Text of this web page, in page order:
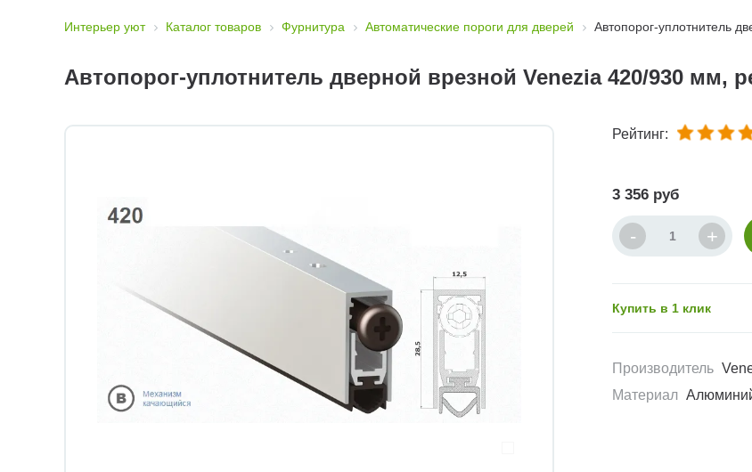
Интерьер уют Каталог товаров Фурнитура Автоматические пороги для дверей Автопорог-уплотнитель
Автопорог-уплотнитель дверной врезной Venezia 420/930 мм,
Рейтинг:
3 356 руб
Купить в 1 клик
Производитель
Материал